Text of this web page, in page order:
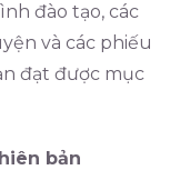
đào tạo, các
và các phiếu
đạt được mục
bản